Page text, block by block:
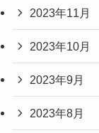
2023年11月
2023年10月
2023年9月
2023年8月